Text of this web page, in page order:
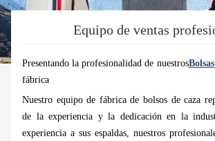
Equipo de ventas
Presentando la profesionalidad de nuestros
fábrica
Nuestro equipo de fábrica de bolsos de caza
de la experiencia y la dedicación en la
experiencia a sus espaldas, nuestros